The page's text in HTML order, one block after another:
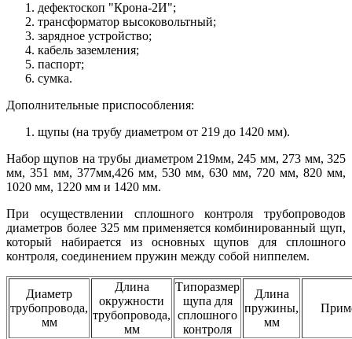
дефектоскоп "Крона-2И";
трансформатор высоковольтный;
зарядное устройство;
кабель заземления;
паспорт;
сумка.
Дополнительные приспособления:
щупы (на трубу диаметром от 219 до 1420 мм).
Набор щупов на трубы диаметром 219мм, 245 мм, 273 мм, 325
мм, 351 мм, 377мм,426 мм, 530 мм, 630 мм, 720 мм, 820 мм,
1020 мм, 1220 мм и 1420 мм.
При осуществлении сплошного контроля трубопроводов
диаметров более 325 мм применяется комбинированный щуп,
который набирается из основных щупов для сплошного
контроля, соединением пружин между собой ниппелем.
Диаметр
трубопровода,
мм
Длина
окружности
трубопровода,
мм
Типоразмер
щупа для
сплошного
контроля
Длина
пружины,
мм